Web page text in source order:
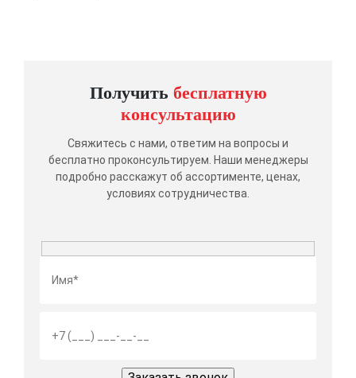
Получить бесплатную
консультацию
Свяжитесь с нами, ответим на вопросы и
бесплатно проконсультируем. Наши менеджеры
подробно расскажут об ассортименте, ценах,
условиях сотрудничества.